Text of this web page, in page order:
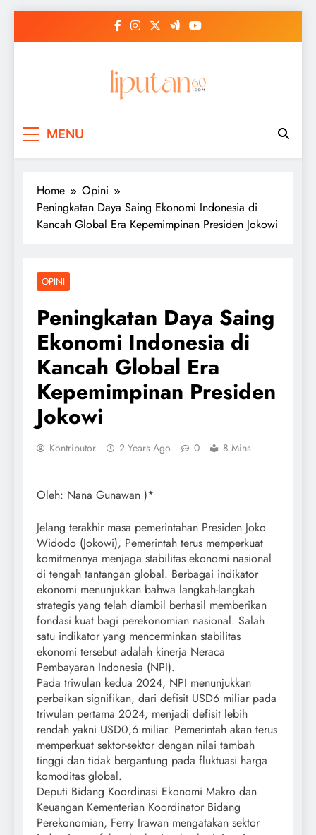
MENU
Home
Opini
Peningkatan Daya Saing Ekonomi Indonesia di
Kancah Global Era Kepemimpinan Presiden Jokowi
OPINI
Peningkatan Daya Saing
Ekonomi Indonesia di
Kancah Global Era
Kepemimpinan Presiden
Jokowi
Kontributor 2 Years Ago 0 8 Mins
Oleh: Nana Gunawan )*
Jelang terakhir masa pemerintahan Presiden Joko
Widodo (Jokowi), Pemerintah terus memperkuat
komitmennya menjaga stabilitas ekonomi nasional
di tengah tantangan global. Berbagai indikator
ekonomi menunjukkan bahwa langkah-langkah
strategis yang telah diambil berhasil memberikan
fondasi kuat bagi perekonomian nasional. Salah
satu indikator yang mencerminkan stabilitas
ekonomi tersebut adalah kinerja Neraca
Pembayaran Indonesia (NPI).
Pada triwulan kedua 2024, NPI menunjukkan
perbaikan signifikan, dari defisit USD6 miliar pada
triwulan pertama 2024, menjadi defisit lebih
rendah yakni USD0,6 miliar. Pemerintah akan terus
memperkuat sektor-sektor dengan nilai tambah
tinggi dan tidak bergantung pada fluktuasi harga
komoditas global.
Deputi Bidang Koordinasi Ekonomi Makro dan
Keuangan Kementerian Koordinator Bidang
Perekonomian, Ferry Irawan mengatakan sektor